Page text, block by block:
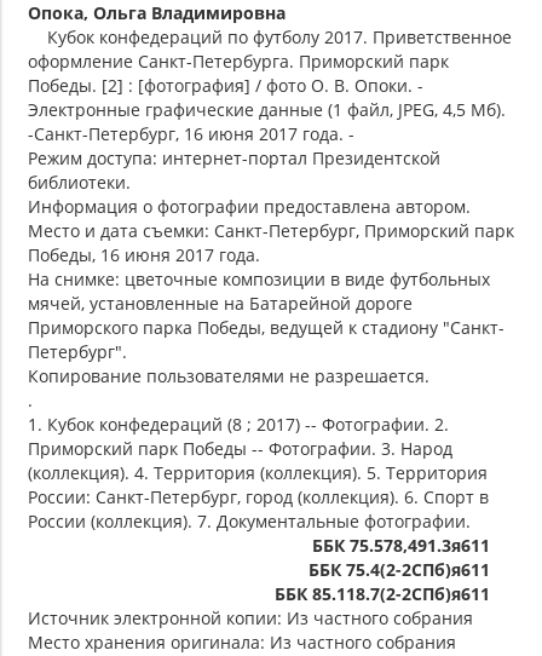
Опока, Ольга Владимировна
Кубок конфедераций по футболу 2017. Приветственное
оформление Санкт-Петербурга. Приморский парк
Победы. [2] : [фотография] / фото О. В. Опоки. -
Электронные графические данные (1 файл, JPEG, 4,5 Мб).
-Санкт-Петербург, 16 июня 2017 года. -
Режим доступа: интернет-портал Президентской
библиотеки.
Информация о фотографии предоставлена автором.
Место и дата съемки: Санкт-Петербург, Приморский парк
Победы, 16 июня 2017 года.
На снимке: цветочные композиции в виде футбольных
мячей, установленные на Батарейной дороге
Приморского парка Победы, ведущей к стадиону "Санкт-
Петербург".
Копирование пользователями не разрешается.
.
1. Кубок конфедераций (8 ; 2017) -- Фотографии. 2.
Приморский парк Победы -- Фотографии. 3. Народ
(коллекция). 4. Территория (коллекция). 5. Территория
России: Санкт-Петербург, город (коллекция). 6. Спорт в
России (коллекция). 7. Документальные фотографии.
ББК 75.578,491.3я611
ББК 75.4(2-2СПб)я611
ББК 85.118.7(2-2СПб)я611
Источник электронной копии: Из частного собрания
Место хранения оригинала: Из частного собрания